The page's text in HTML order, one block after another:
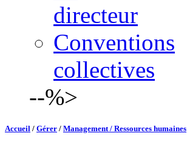
directeur
Conventions
collectives
--%>
Accueil / Gérer / Management / Ressources humaines